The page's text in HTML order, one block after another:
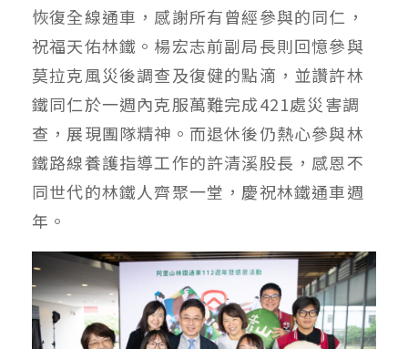
恢復全線通車，感謝所有曾經參與的同仁，
祝福天佑林鐵。楊宏志前副局長則回憶參與
莫拉克風災後調查及復健的點滴，並讚許林
鐵同仁於一週內克服萬難完成421處災害調
查，展現團隊精神。而退休後仍熱心參與林
鐵路線養護指導工作的許清溪股長，感恩不
同世代的林鐵人齊聚一堂，慶祝林鐵通車週
年。